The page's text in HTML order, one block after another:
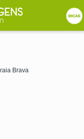
Brava